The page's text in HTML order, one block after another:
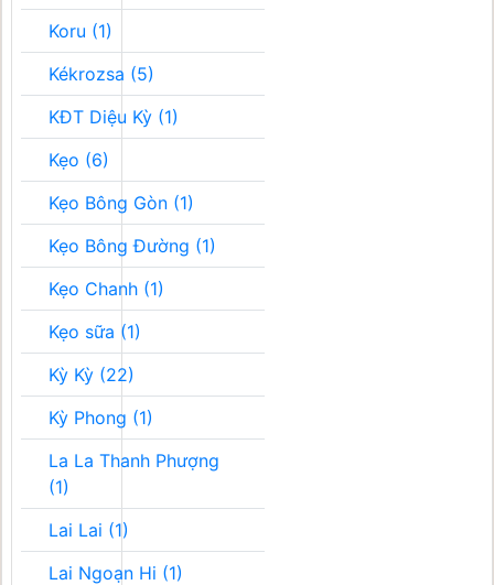
Koru (1)
Kékrozsa (5)
KĐT Diệu Kỳ (1)
Kẹo (6)
Kẹo Bông Gòn (1)
Kẹo Bông Đường (1)
Kẹo Chanh (1)
Kẹo sữa (1)
Kỳ Kỳ (22)
Kỳ Phong (1)
La La Thanh Phượng
(1)
Lai Lai (1)
Lai Ngoạn Hi (1)